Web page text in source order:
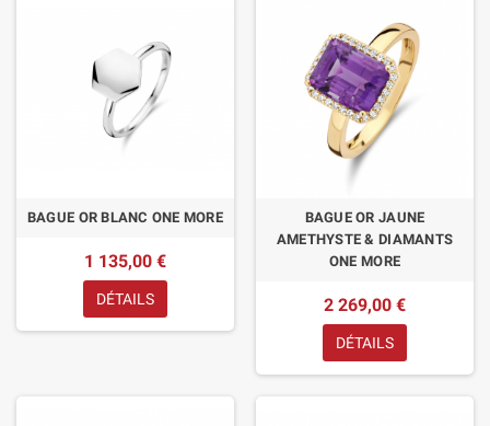
BAGUE OR BLANC ONE MORE
1 135,00 €
DÉTAILS
BAGUE OR JAUNE
AMETHYSTE & DIAMANTS
ONE MORE
2 269,00 €
DÉTAILS